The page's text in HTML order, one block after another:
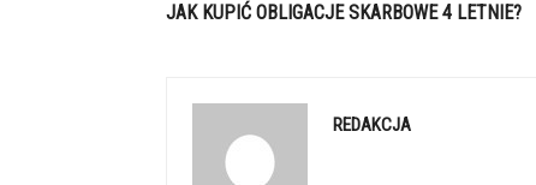
JAK KUPIĆ OBLIGACJE SKARBOWE 4 LETNIE?
REDAKCJA